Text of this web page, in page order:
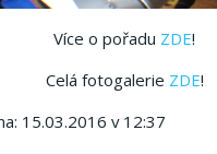
Více o pořadu ZDE!
Celá fotogalerie ZDE!
15.03.2016 v 12:37